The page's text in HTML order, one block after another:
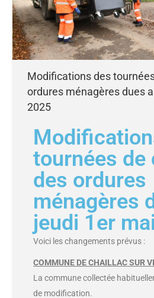
Modifications des
ordures ménagères dues
2025
tournées de
des ordures
ménagères
jeudi 1er
Voici les changements prévus :
COMMUNE DE CHAILLAC SUR
La commune collectée
de modification.